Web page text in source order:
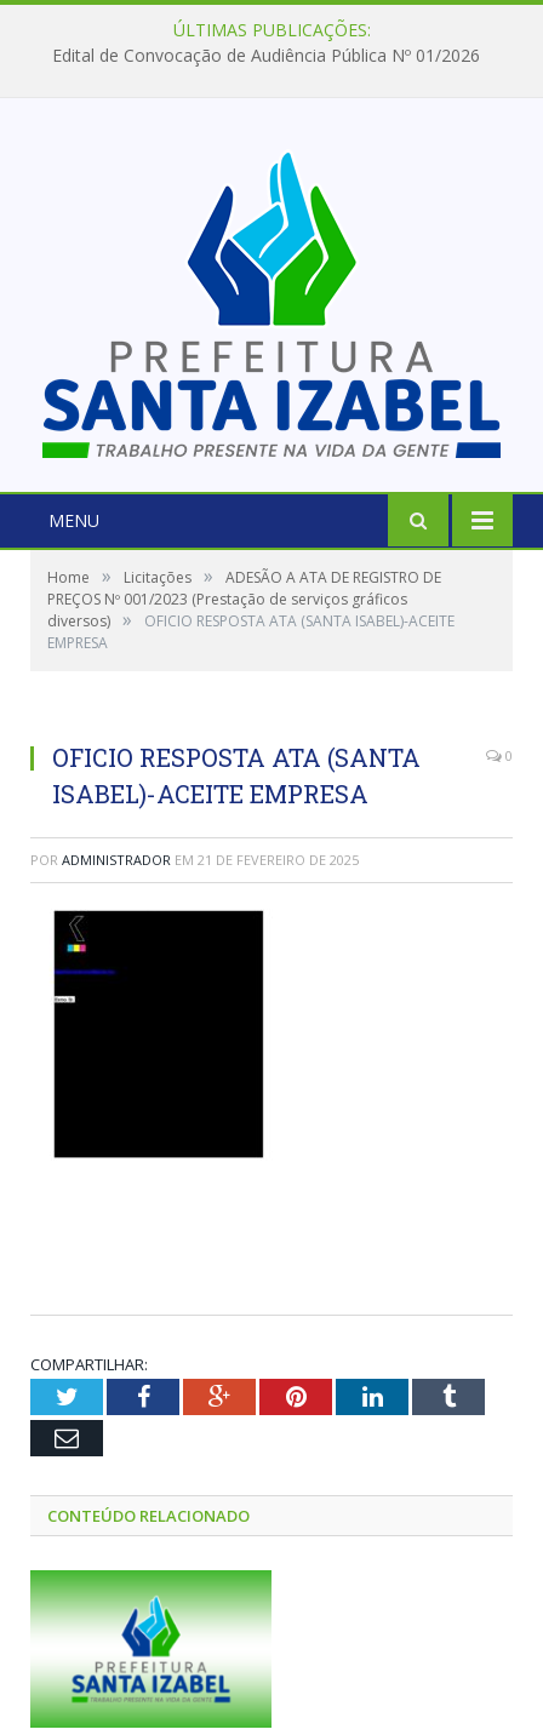
ÚLTIMAS PUBLICAÇÕES:
Edital de Convocação de Audiência Pública Nº 01/2026
MENU
Home » Licitações »
ADESÃO A ATA DE REGISTRO DE
PREÇOS Nº 001/2023 (Prestação de serviços gráficos
diversos) »
OFICIO RESPOSTA ATA (SANTA ISABEL)-ACEITE
EMPRESA
OFICIO RESPOSTA ATA (SANTA
ISABEL)-ACEITE EMPRESA
0
POR ADMINISTRADOR EM 21 DE FEVEREIRO DE 2025
COMPARTILHAR:
TwitterFacebookGoogle+PinterestLinkedInTumblr
Email
CONTEÚDO RELACIONADO